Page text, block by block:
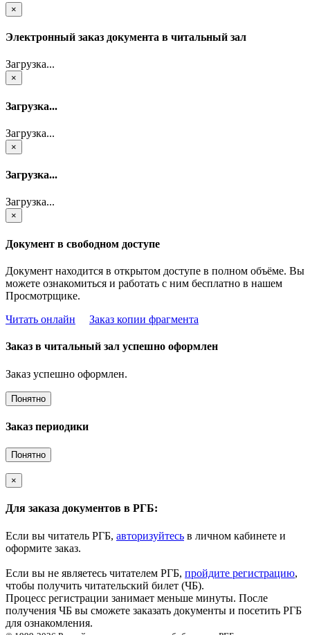
×
Электронный заказ документа в читальный зал
Загрузка...
×
Загрузка...
Загрузка...
×
Загрузка...
Загрузка...
×
Документ в свободном доступе
Документ находится в открытом доступе в полном объёме. Вы
можете ознакомиться и работать с ним бесплатно в нашем
Просмотрщике.
Читать онлайн
Заказ копии фрагмента
Заказ в читальный зал успешно оформлен
Заказ успешно оформлен.
Понятно
Заказ периодики
Понятно
×
Для заказа документов в РГБ:
Если вы читатель РГБ, авторизуйтесь в личном кабинете и
оформите заказ.
Если вы не являетесь читателем РГБ, пройдите регистрацию,
чтобы получить читательский билет (ЧБ).
Процесс регистрации занимает меньше минуты. После
получения ЧБ вы сможете заказать документы и посетить РГБ
для ознакомления.